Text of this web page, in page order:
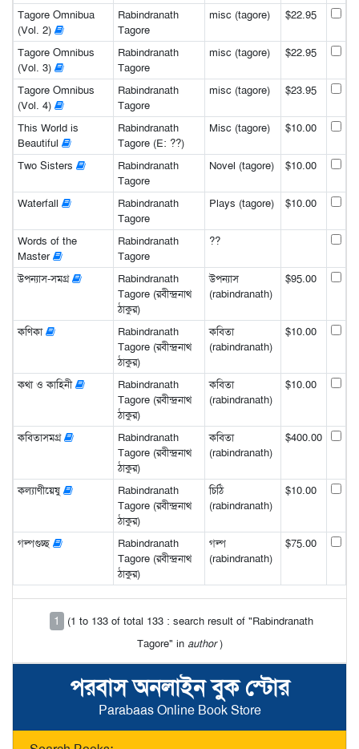
পরবাস অনলাইন বুক স্টোর
Parabaas Online Book Store
Tagore Omnibua
(Vol. 2)
Rabindranath
Tagore
misc (tagore) $22.95
Tagore Omnibus
(Vol. 3)
Rabindranath
Tagore
misc (tagore) $22.95
Tagore Omnibus
(Vol. 4)
Rabindranath
Tagore
misc (tagore) $23.95
This World is
Beautiful
Rabindranath
Tagore (E: ??)
Misc (tagore) $10.00
Two Sisters
Rabindranath
Tagore
Novel (tagore) $10.00
Waterfall
Rabindranath
Tagore
Plays (tagore) $10.00
Words of the
Master
Rabindranath
Tagore
??
উপন্যাস-সমগ্র
Rabindranath
Tagore (রবীন্দ্রনাথ
ঠাকুর)
উপন্যাস
(rabindranath)
$95.00
কণিকা
Rabindranath
Tagore (রবীন্দ্রনাথ
ঠাকুর)
কবিতা
(rabindranath)
$10.00
কথা ও কাহিনী
Rabindranath
Tagore (রবীন্দ্রনাথ
ঠাকুর)
কবিতা
(rabindranath)
$10.00
কবিতাসমগ্র
Rabindranath
Tagore (রবীন্দ্রনাথ
ঠাকুর)
কবিতা
(rabindranath)
$400.00
কল্যাণীয়েষু
Rabindranath
Tagore (রবীন্দ্রনাথ
ঠাকুর)
চিঠি
(rabindranath)
$10.00
গল্পগুচ্ছ
Rabindranath
Tagore (রবীন্দ্রনাথ
ঠাকুর)
গল্প
(rabindranath)
$75.00
1
(1 to 133 of total 133 : search result of "Rabindranath
Tagore" in author)